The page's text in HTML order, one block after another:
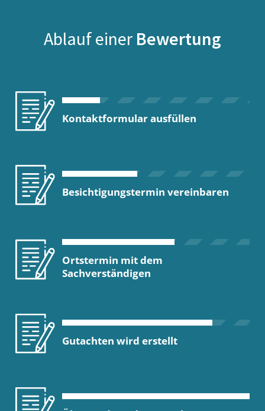
Ablauf einer Bewertung
Kontaktformular ausfüllen
Besichtigungstermin vereinbaren
Ortstermin mit dem
Sachverständigen
Gutachten wird erstellt